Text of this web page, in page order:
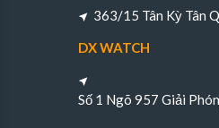
363/15 Tân Kỳ Tân
DX WATCH
Số 1 Ngõ 957 Giải